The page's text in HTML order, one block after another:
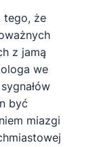
tego, że
z jamą
we
być
miazgi